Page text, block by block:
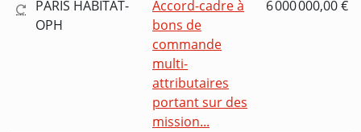
PARIS HABITAT-
OPH
Accord-cadre à
bons de
commande
multi-
attributaires
portant sur des
mission...
6 000 000,00 €